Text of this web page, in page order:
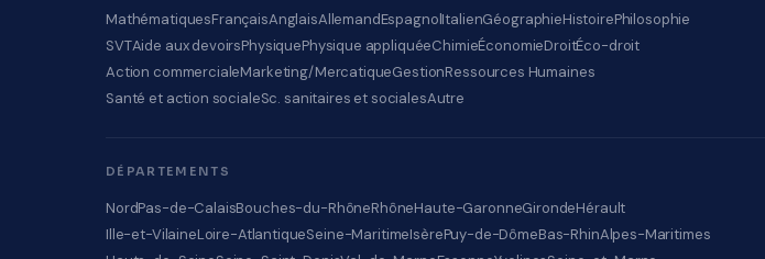
MathématiquesFrançaisAnglaisAllemandEspagnolItalienGéographieHistoirePhilosophie
SVTAide aux devoirsPhysiquePhysique appliquéeChimieÉconomieDroitÉco-droit
Action commercialeMarketing/MercatiqueGestionRessources Humaines
Santé et action socialeSc. sanitaires et socialesAutre
DÉPARTEMENTS
NordPas-de-CalaisBouches-du-RhôneRhôneHaute-GaronneGirondeHérault
Ille-et-VilaineLoire-AtlantiqueSeine-MaritimeIsèrePuy-de-DômeBas-RhinAlpes-Maritimes